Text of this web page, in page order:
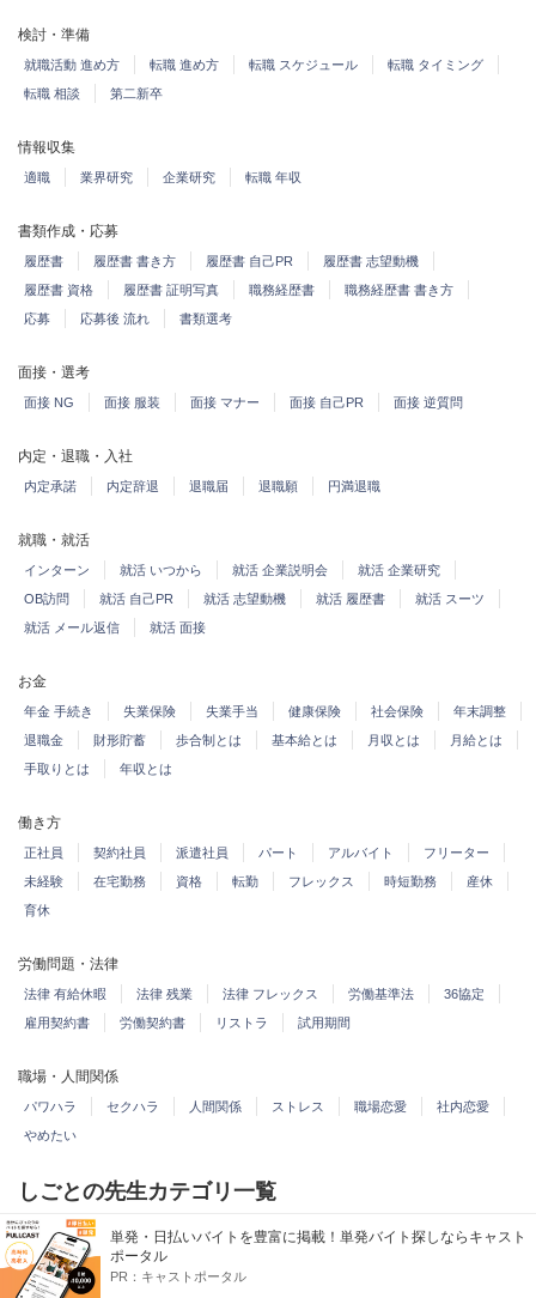
検討・準備
就職活動 進め方 転職 進め方 転職 スケジュール
転職 タイミング
転職 相談
第二新卒
情報収集
適職 業界研究 企業研究 転職 年収
書類作成・応募
履歴書 履歴書 書き方 履歴書 自己PR
履歴書 志望動機
履歴書 資格
履歴書 証明写真 職務経歴書
職務経歴書 書き方
応募
応募後 流れ 書類選考
面接・選考
面接 NG 面接 服装 面接 マナー 面接 自己PR 面接 逆質問
内定・退職・入社
内定承諾 内定辞退 退職届 退職願 円満退職
就職・就活
インターン 就活 いつから 就活 企業説明会
就活 企業研究
OB訪問
就活 自己PR 就活 志望動機 就活 履歴書
就活 スーツ
就活 メール返信
就活 面接
お金
年金 手続き 失業保険 失業手当 健康保険 社会保険
年末調整
退職金
財形貯蓄 歩合制とは 基本給とは 月収とは
月給とは
手取りとは
年収とは
働き方
正社員 契約社員 派遣社員 パート アルバイト
フリーター
未経験
在宅勤務 資格 転勤 フレックス 時短勤務
産休
育休
労働問題・法律
法律 有給休暇 法律 残業 法律 フレックス 労働基準法
36協定
雇用契約書
労働契約書 リストラ 試用期間
職場・人間関係
パワハラ セクハラ 人間関係 ストレス 職場恋愛
社内恋愛
やめたい
しごとの先生カテゴリ一覧
職業
この仕事教えて このカテゴリすべて
単発・日払いバイトを豊富に掲載！単発バイト探しならキャスト
ポータル
PR： キャストポータル